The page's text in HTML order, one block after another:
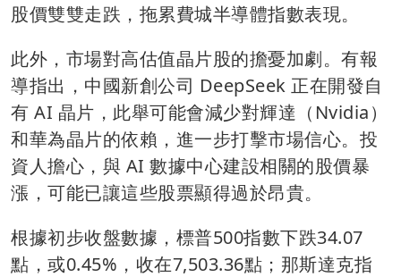
股價雙雙走跌，拖累費城半導體指數表現。
此外，市場對高估值晶片股的擔憂加劇。有報
導指出，中國新創公司 DeepSeek 正在開發自
有 AI 晶片，此舉可能會減少對輝達（Nvidia）
和華為晶片的依賴，進一步打擊市場信心。投
資人擔心，與 AI 數據中心建設相關的股價暴
漲，可能已讓這些股票顯得過於昂貴。
根據初步收盤數據，標普500指數下跌34.07
點，或0.45%，收在7,503.36點；那斯達克指